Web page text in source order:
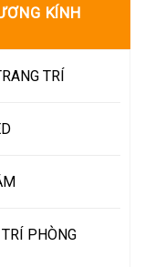
KÍNH
TRÍ
PHÒNG